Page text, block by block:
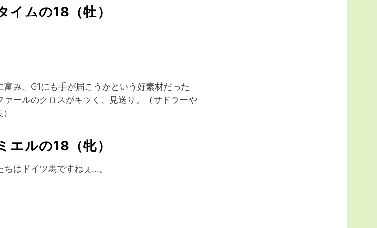
ムの18（牡）
み、G1にも手が届こうかという好素材だった
ァールのクロスがキツく、見送り。（サドラーや
ルの18（牝）
はドイツ馬ですねぇ…。